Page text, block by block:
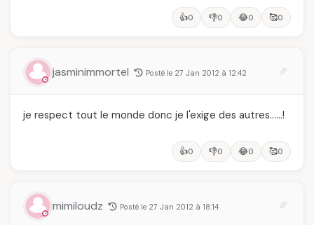
👍0 👎0 😂0 🥰0
jasminimmortel Posté le 27 Jan 2012 à 12:42
je respect tout le monde donc je l'exige des autres……!
👍0 👎0 😂0 🥰0
mimiloudz Posté le 27 Jan 2012 à 18:14